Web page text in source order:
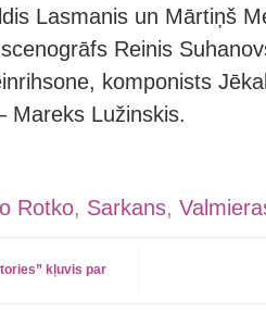
Lasmanis un Mārtiņš
Reinis
komponists
Mareks Lužinskis.
Rotko, Sarkans,
kļuvis par